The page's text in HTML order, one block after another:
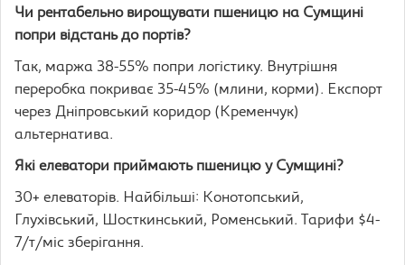
Чи рентабельно вирощувати пшеницю на Сумщині
попри відстань до портів?
Так, маржа 38-55% попри логістику. Внутрішня
переробка покриває 35-45% (млини, корми). Експорт
через Дніпровський коридор (Кременчук)
альтернатива.
Які елеватори приймають пшеницю у Сумщині?
30+ елеваторів. Найбільші: Конотопський,
Глухівський, Шосткинський, Роменський. Тарифи $4-
7/т/міс зберігання.